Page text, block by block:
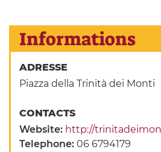
Informations
ADRESSE
Piazza della Trinità dei Monti
CONTACTS
Website: http://
Telephone:06 6794179